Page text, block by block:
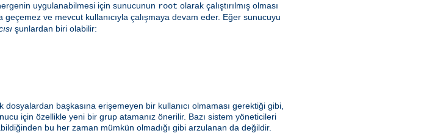
uygulanabilmesi için sunucunun root olarak çalıştırılmış olması
geçemez ve mevcut kullanıcıyla çalışmaya devam eder. Eğer sunucuyu
şunlardan biri olabilir:
başkasına erişemeyen bir kullanıcı olmaması gerektiği gibi,
için özellikle yeni bir grup atamanız önerilir. Bazı sistem yöneticileri
bu her zaman mümkün olmadığı gibi arzulanan da değildir.